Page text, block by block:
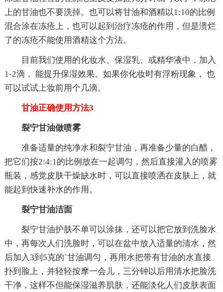
上的甘油也不要洗掉。也可以将甘油和酒精以1:10的比例
混合涂在冻疮上，也可以起到治疗冻疮的作用，但是溃烂
了的冻疮不能使用酒精这个方法。
目前我们使用的化妆水、保湿乳、或精华液中，加入
1-2滴， 能提升保湿效果。如果你化妆时有浮粉现象， 也
可以试试上妆前用个几滴。
甘油正确使用方法3
裂宁甘油做喷雾
准备适量的纯净水和裂宁甘油，再准备少量的白醋，
把它们按2:4:1的比例放在一起调匀，然后直接灌入的喷雾
瓶装，感觉皮肤干燥缺水时，可以直接喷洒在皮肤上，就
能起到快速补水的作用。
裂宁甘油洁面
裂宁甘油护肤不单可以涂抹，还可以把它放到洗脸水
中，再每次人们洗脸时，可以在盆中放入适量的清水，然
后加入3到5克的`甘油调匀，再用水把带有甘油的水直接
扑到脸上，并轻轻按摩一会儿，三分钟以后用清水把脸洗
干净，这样不但能保湿滋养肌肤，还能淡化人们皮肤表面